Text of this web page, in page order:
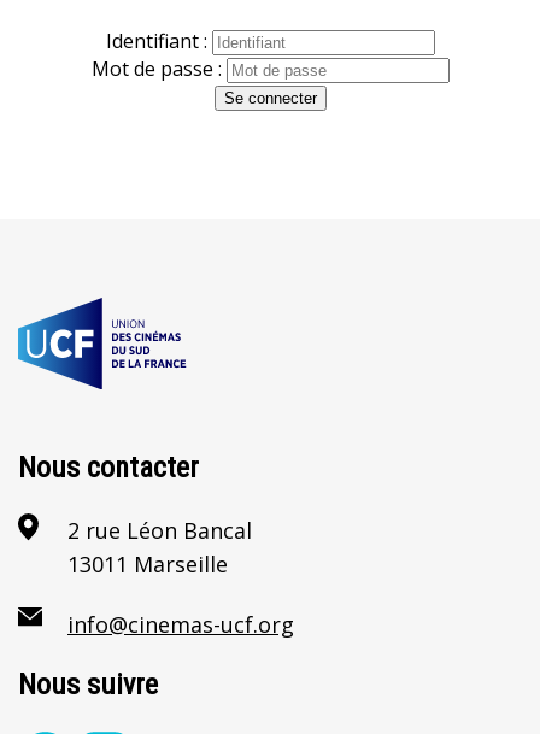
Identifiant :
Mot de passe :
Nous contacter
2 rue Léon Bancal
13011 Marseille
info@cinemas-ucf.org
Nous suivre